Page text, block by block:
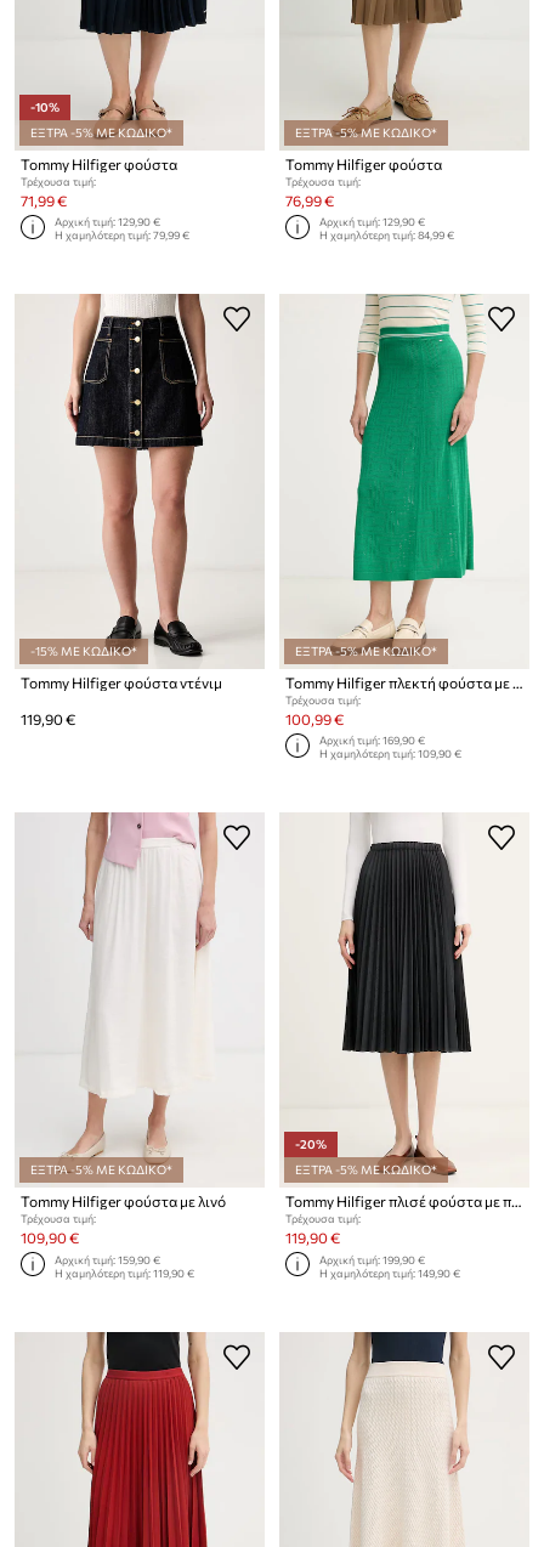
-10%
ΕΞΤΡΑ -5% ΜΕ ΚΩΔΙΚΟ*
Tommy Hilfiger φούστα
Τρέχουσα τιμή:
71,99 €
Αρχική τιμή:129,90 €
Η χαμηλότερη τιμή:79,99 €
ΕΞΤΡΑ -5% ΜΕ ΚΩΔΙΚΟ*
Tommy Hilfiger φούστα
Τρέχουσα τιμή:
76,99 €
Αρχική τιμή:129,90 €
Η χαμηλότερη τιμή:84,99 €
-15% ΜΕ ΚΩΔΙΚΟ*
Tommy Hilfiger φούστα ντένιμ
119,90 €
ΕΞΤΡΑ -5% ΜΕ ΚΩΔΙΚΟ*
Tommy Hilfiger πλεκτή φούστα με lyocell SUMMER
Τρέχουσα τιμή:
100,99 €
Αρχική τιμή:169,90 €
Η χαμηλότερη τιμή:109,90 €
ΕΞΤΡΑ -5% ΜΕ ΚΩΔΙΚΟ*
Tommy Hilfiger φούστα με λινό
Τρέχουσα τιμή:
109,90 €
Αρχική τιμή:159,90 €
Η χαμηλότερη τιμή:119,90 €
-20%
ΕΞΤΡΑ -5% ΜΕ ΚΩΔΙΚΟ*
Tommy Hilfiger πλισέ φούστα με πρόσμιξη μαλλιού
Τρέχουσα τιμή:
119,90 €
Αρχική τιμή:199,90 €
Η χαμηλότερη τιμή:149,90 €